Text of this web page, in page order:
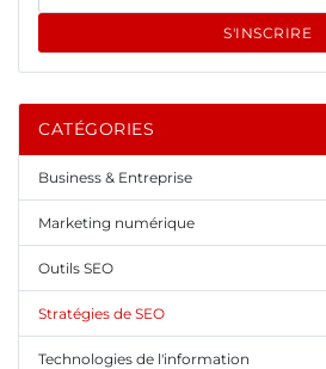
S'INSCRIRE
CATÉGORIES
Business & Entreprise
Marketing numérique
Outils SEO
Stratégies de SEO
Technologies de l'information